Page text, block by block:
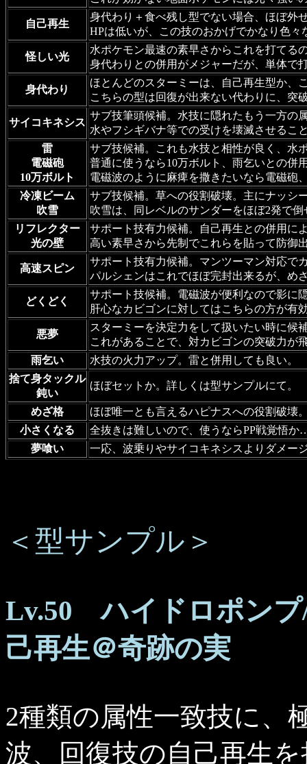
自己再生
身代わり＋食べ残し型でない場合、ほぼ外
HPは低いが、この技のおかげでかなり色
怪しい光
水ポケモン最速の素早さからこれを打てる
身代わりとの併用がメジャーだが、単体で
身代わり
ほとんどのスターミーは、自己再生型か、
こちらの型は回復が出来ない代わりに、突
サイコキネシス
サブ技筆頭候補。水技に隠れたもう一方の
水やフシギバナ等での受けを壊滅させるこ
雷
電磁砲
10万ボルト
サブ技候補。これも水技と相性が良く、水
普通に使うなら10万ボルト、雨乞いとの併
電磁波のように麻痺を撒きたいなら電磁砲
冷凍ビーム
吹雪
サブ技候補。草への役割破壊。主にナッシ
吹雪は、同レベルのサンダーをほぼ2発で
リフレクター
光の壁
サポート技有力候補。自己再生との併用に
高い素早さから先制でこれらを貼って防御
高速スピン
サポート技有力候補。マンツーマン対応で
パルシェンはこれでほぼ完封出来るが、め
どくどく
サポート技候補。電磁波が便利なので影に
肝心なカビゴンに対してはこちらの方が有
悪夢
スターミーを決定力をして扱いたい時に候
これがあることで、対カビゴンの突破力が
雨乞い
水技の火力アップ。雷と併用しても良い。
捨て身タックル
鈍い
ほぼセットか。詳しくは型サンプルにて。
めざ格
ほぼ唯一とも言えるハピナスへの役割破壊
小さくなる
全抜きは難しいので、使うならPP戦覚悟か
夢喰い
一応、波乗りやサイコキネシスよりダメ
＜型サンプル＞
Lv.50 ハイドロポンプ
己再生＠奇跡の実
2種類の属性一致技に、
波、回復技の自己再生